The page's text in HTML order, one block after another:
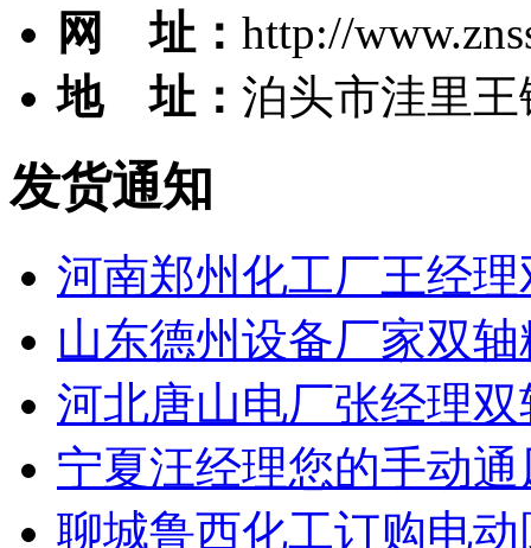
网 址： http://
地 址： 泊头市洼里
发货通知
河南郑州化工厂王经
山东德州设备厂家双
河北唐山电厂张经理
宁夏汪经理您的手动
聊城鲁西化工订购电